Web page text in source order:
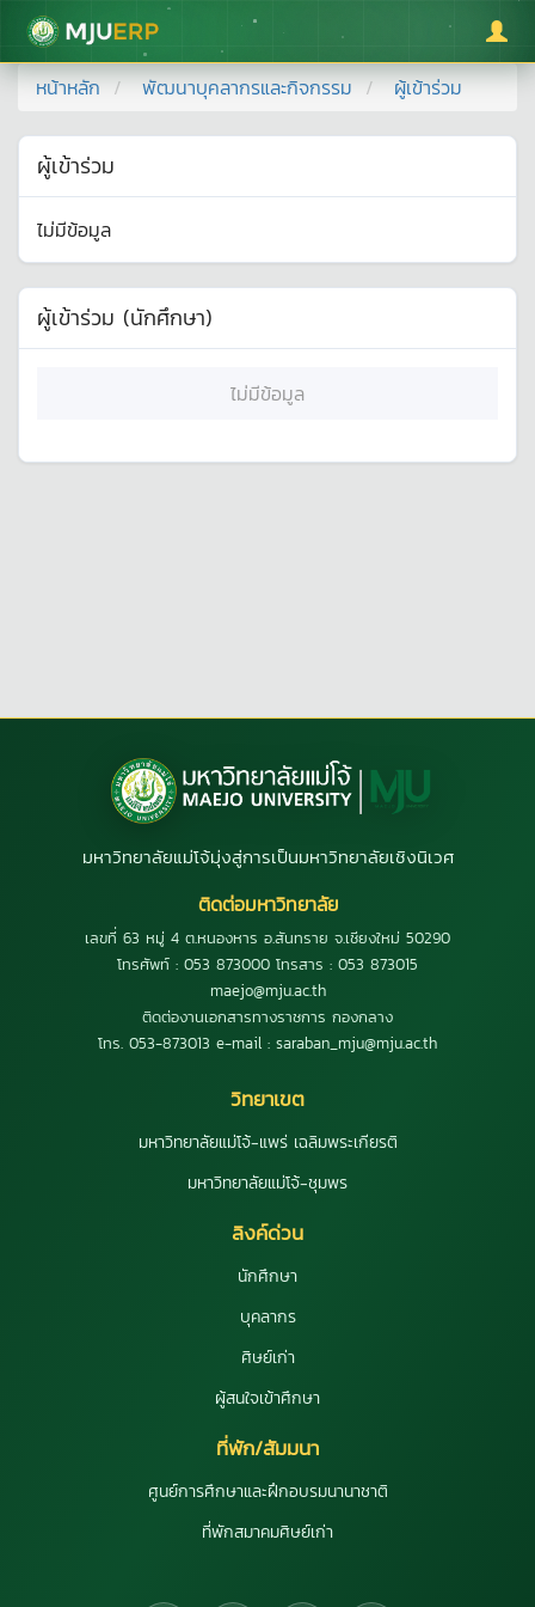
มหาวิทยาลัยแม่โจ้
หน้าหลัก พัฒนาบุคลากรและกิจกรรม ผู้เข้าร่วม
ผู้เข้าร่วม
ไม่มีข้อมูล
ผู้เข้าร่วม (นักศึกษา)
ไม่มีข้อมูล
มหาวิทยาลัยแม่โจ้มุ่งสู่การเป็นมหาวิทยาลัยเชิงนิเวศ
ติดต่อมหาวิทยาลัย
เลขที่ 63 หมู่ 4 ต.หนองหาร อ.สันทราย จ.เชียงใหม่ 50290
โทรศัพท์ : 053 873000 โทรสาร : 053 873015
maejo@mju.ac.th
ติดต่องานเอกสารทางราชการ กองกลาง
โทร. 053-873013 e-mail : saraban_mju@mju.ac.th
วิทยาเขต
มหาวิทยาลัยแม่โจ้-แพร่ เฉลิมพระเกียรติ
มหาวิทยาลัยแม่โจ้-ชุมพร
ลิงค์ด่วน
นักศึกษา
บุคลากร
ศิษย์เก่า
ผู้สนใจเข้าศึกษา
ที่พัก/สัมมนา
ศูนย์การศึกษาและฝึกอบรมนานาชาติ
ที่พักสมาคมศิษย์เก่า